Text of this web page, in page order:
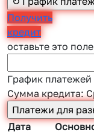
Получить
кредит
оставьте это
График платежей
Сумма кредита:
Дата